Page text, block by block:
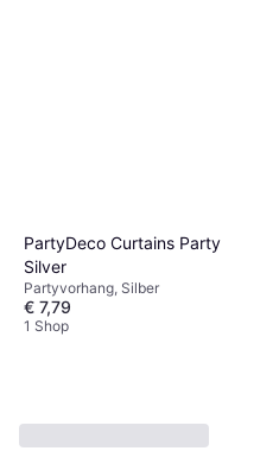
PartyDeco Curtains Party
Silver
Partyvorhang, Silber
€ 7,79
1 Shop